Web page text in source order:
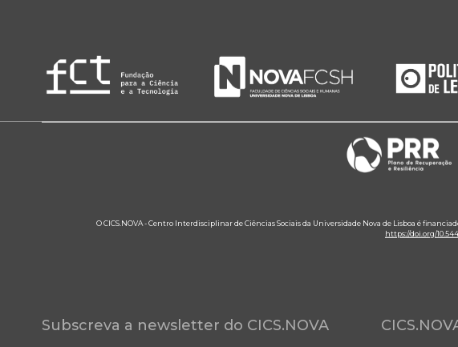
O CICS.NOVA - Centro Interdisciplinar de Ciências Sociais da Universidade Nova de Lisboa é
https://doi.org/
Subscreva a newsletter do CICS.NOVA